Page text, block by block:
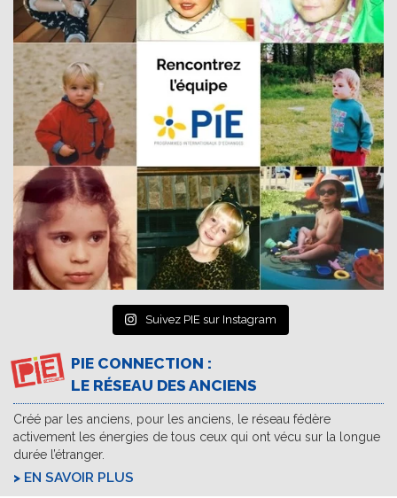
Suivez PIE sur Instagram
PIE CONNECTION :
LE RÉSEAU DES ANCIENS
Créé par les anciens, pour les anciens, le réseau fédère
activement les énergies de tous ceux qui ont vécu sur la longue
durée l’étranger.
EN SAVOIR PLUS